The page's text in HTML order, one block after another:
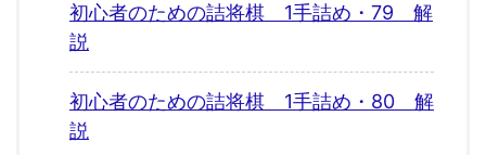
初心者のための詰将棋 1手詰め・79 解
説
初心者のための詰将棋 1手詰め・80 解
説